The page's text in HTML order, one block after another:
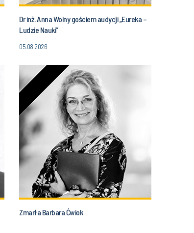
Dr inż. Anna Wolny gościem audycji „Eureka –
Ludzie Nauki”
05.08.2026
Zmarła Barbara Ćwiok